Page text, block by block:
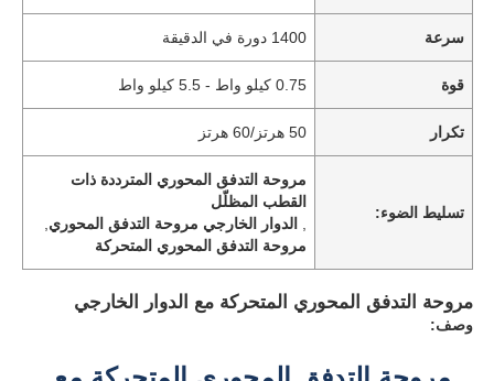
سرعة 1400 دورة في الدقيقة
قوة 0.75 كيلو واط - 5.5 كيلو واط
تكرار 50 هرتز/60 هرتز
تسليط الضوء:
مروحة التدفق المحوري المترددة ذات
القطب المظلّل
,الدوار الخارجي مروحة التدفق المحوري
مروحة التدفق المحوري المتحركة
مروحة التدفق المحوري المتحركة مع الدوار الخارجي
وصف: